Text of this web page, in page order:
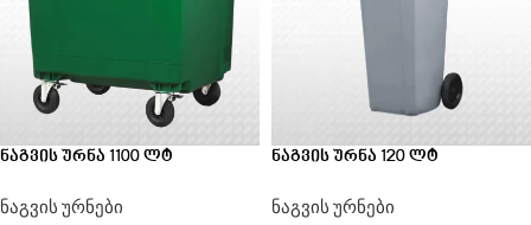
ნაგვის ურნა 1100 ლტ
ნაგვის ურნები
ნაგვის ურნა 120 ლტ
ნაგვის ურნები